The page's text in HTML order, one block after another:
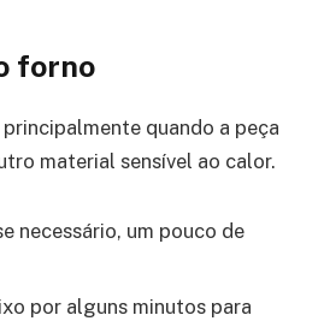
forno
quando a peça
material sensível ao calor.
necessário, um pouco de
por alguns minutos para